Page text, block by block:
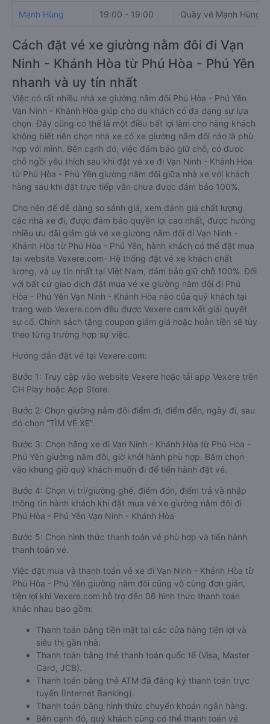
Mạnh Hùng 19:00 - 19:00 Quầy vé Mạnh Hùng,
Cách đặt vé xe giường nằm đôi đi Vạn
Ninh - Khánh Hòa từ Phú Hòa - Phú Yên
nhanh và uy tín nhất
Việc có rất nhiều nhà xe giường nằm đôi Phú Hòa - Phú Yên
Vạn Ninh - Khánh Hòa giúp cho du khách có đa dạng sự lựa
chọn. Đây cũng có thể là một điều bất lợi làm cho hàng khách
không biết nên chọn nhà xe có xe giường nằm đôi nào là phù
hợp với mình. Bên cạnh đó, việc đảm bảo giữ chỗ, có được
chỗ ngồi yêu thích sau khi đặt vé xe đi Vạn Ninh - Khánh Hòa
từ Phú Hòa - Phú Yên giường nằm đôi giữa nhà xe với khách
hàng sau khi đặt trực tiếp vẫn chưa được đảm bảo 100%.
Cho nên để dễ dàng so sánh giá, xem đánh giá chất lượng
các nhà xe đi, được đảm bảo quyền lợi cao nhất, được hưởng
nhiều ưu đãi giảm giá vé xe giường nằm đôi đi Vạn Ninh -
Khánh Hòa từ Phú Hòa - Phú Yên, hành khách có thể đặt mua
tại website Vexere.com- Hệ thống đặt vé xe khách chất
lượng, và uy tín nhất tại Việt Nam, đảm bảo giữ chỗ 100%. Đối
với bất cứ giao dịch đặt mua vé xe giường nằm đôi đi Phú
Hòa - Phú Yên Vạn Ninh - Khánh Hòa nào của quý khách tại
trang web Vexere.com đều được Vexere cam kết giải quyết
sự cố. Chính sách tặng coupon giảm giá hoặc hoàn tiền sẽ tùy
theo từng trường hợp sự việc.
Hướng dẫn đặt vé tại Vexere.com:
Bước 1: Truy cập vào website Vexere hoặc tải app Vexere trên
CH Play hoặc App Store.
Bước 2: Chọn giường nằm đôi điểm đi, điểm đến, ngày đi, sau
đó chọn “TÌM VÉ XE”.
Bước 3: Chọn hãng xe đi Vạn Ninh - Khánh Hòa từ Phú Hòa -
Phú Yên giường nằm đôi, giờ khởi hành phù hợp. Bấm chọn
vào khung giờ quý khách muốn đi để tiến hành đặt vé.
Bước 4: Chọn vị trí/giường ghế, điểm đón, điểm trả và nhập
thông tin hành khách khi đặt mua vé xe giường nằm đôi đi
Phú Hòa - Phú Yên Vạn Ninh - Khánh Hòa
Bước 5: Chọn hình thức thanh toán vé phù hợp và tiến hành
thanh toán vé.
Việc đặt mua và thanh toán vé xe đi Vạn Ninh - Khánh Hòa từ
Phú Hòa - Phú Yên giường nằm đôi cũng vô cùng đơn giản,
tiện lợi khi Vexere.com hỗ trợ đến 06 hình thức thanh toán
khác nhau bao gồm:
Thanh toán bằng tiền mặt tại các cửa hàng tiện lợi và
siêu thị gần nhà.
Thanh toán bằng thẻ thanh toán quốc tế (Visa, Master
Card, JCB).
Thanh toán bằng thẻ ATM đã đăng ký thanh toán trực
tuyến (Internet Banking).
Thanh toán bằng hình thức chuyển khoản ngân hàng.
Bên cạnh đó, quý khách cũng có thể thanh toán vé